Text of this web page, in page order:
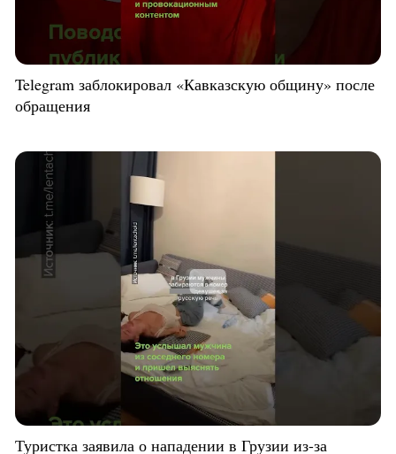
Telegram заблокировал «Кавказскую общину» после
обращения
Туристка заявила о нападении в Грузии из-за